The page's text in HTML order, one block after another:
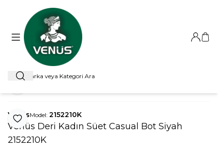
Ara
Giriş
Favoriye Ekle
VenüsModel: 2152210K
Venüs Deri Kadın Süet Casual Bot Siyah
2152210K